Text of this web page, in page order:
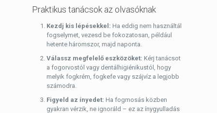
Praktikus tanácsok az olvasóknak
Kezdj kis lépésekkel: Ha eddig nem használtál
fogselymet, vezesd be fokozatosan, például
hetente háromszor, majd naponta.
Válassz megfelelő eszközöket: Kérj tanácsot
a fogorvostól vagy dentálhigiénikustól, hogy
melyik fogkrém, fogkefe vagy szájvíz a legjobb
számodra.
Figyeld az ínyedet: Ha fogmosás közben
gyakran vérzik, ne ignoráld – ez az ínygyulladás